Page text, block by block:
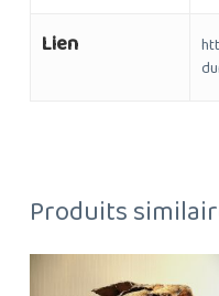
Lien
Produits